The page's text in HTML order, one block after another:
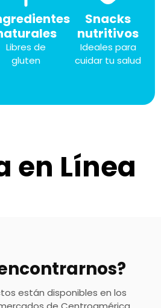
Libres de
gluten
Snacks
nutritivos
Ideales para
cuidar tu salud
en Línea
están disponibles en los